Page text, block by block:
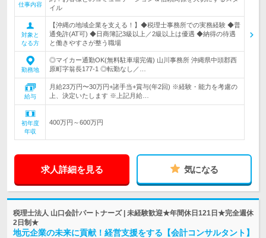
仕事内容
イル
対象と
なる方
【沖縄の地域企業を支える！】◆税理士事務所での実務経験 ◆普
通免許(AT可) ◆日商簿記3級以上／2級以上は優遇 ◆納得の待遇
と働きやすさが整う職場
勤務地
◎マイカー通勤OK(無料駐車場完備) 山川事務所 沖縄県中頭郡西
原町字翁長177-1 ◎転勤なし／…
給与
月給23万円〜30万円+諸手当+賞与(年2回) ※経験・能力を考慮の
上、決定いたします ※上記月給…
初年度
年収
400万円～600万円
求人詳細を見る 気になる
税理士法人 山口会計パートナーズ | 未経験歓迎★年間休日121日★完全週休
2日制★
地元企業の未来に貢献！経営支援をする【会計コンサルタント】